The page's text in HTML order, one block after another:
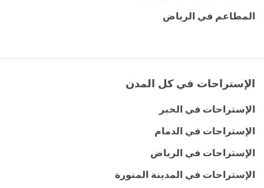
المطاعم في الرياض
الإستراحات في كل المدن
الإستراحات في الخبر
الإستراحات في الدمام
الإستراحات في الرياض
الإستراحات في المدينة المنورة